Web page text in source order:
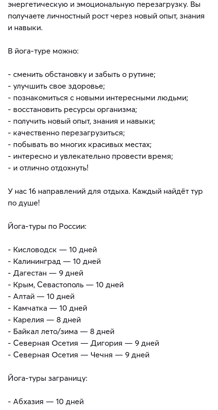
энергетическую и эмоциональную перезагрузку. Вы
получаете личностный рост через новый опыт, знания
и навыки.
В йога-туре можно:
- сменить обстановку и забыть о рутине;
- улучшить свое здоровье;
- познакомиться с новыми интересными людьми;
- восстановить ресурсы организма;
- получить новый опыт, знания и навыки;
- качественно перезагрузиться;
- побывать во многих красивых местах;
- интересно и увлекательно провести время;
- и отлично отдохнуть!
У нас 16 направлений для отдыха. Каждый найдёт тур
по душе!
Йога-туры по России:
- Кисловодск — 10 дней
- Калининград — 10 дней
- Дагестан — 9 дней
- Крым, Севастополь — 10 дней
- Алтай — 10 дней
- Камчатка — 10 дней
- Карелия — 8 дней
- Байкал лето/зима — 8 дней
- Северная Осетия — Дигория — 9 дней
- Северная Осетия — Чечня — 9 дней
Йога-туры заграницу:
- Абхазия — 10 дней